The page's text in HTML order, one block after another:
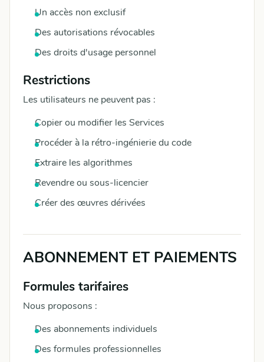
Un accès non exclusif
Des autorisations révocables
Des droits d'usage personnel
Restrictions
Les utilisateurs ne peuvent pas :
Copier ou modifier les Services
Procéder à la rétro-ingénierie du code
Extraire les algorithmes
Revendre ou sous-licencier
Créer des œuvres dérivées
ABONNEMENT ET PAIEMENTS
Formules tarifaires
Nous proposons :
Des abonnements individuels
Des formules professionnelles